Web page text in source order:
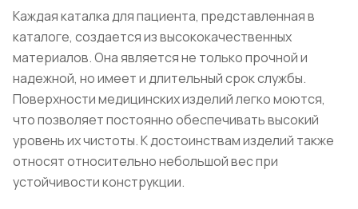
Каждая каталка для пациента, представленная в
каталоге, создается из высококачественных
материалов. Она является не только прочной и
надежной, но имеет и длительный срок службы.
Поверхности медицинских изделий легко моются,
что позволяет постоянно обеспечивать высокий
уровень их чистоты. К достоинствам изделий также
относят относительно небольшой вес при
устойчивости конструкции.